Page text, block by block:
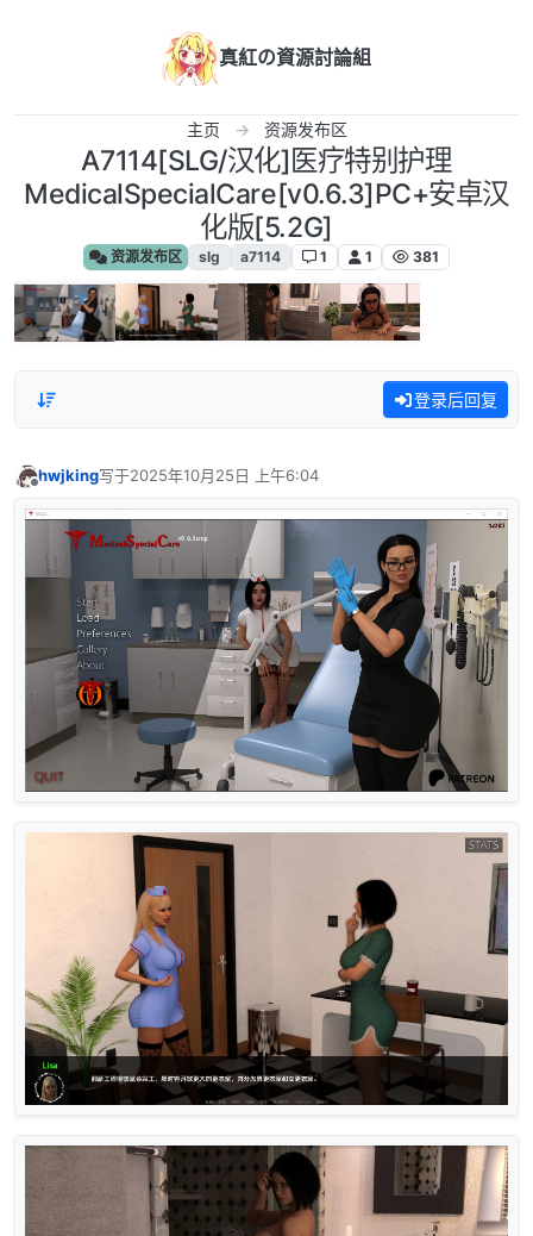
真紅の資源討論組
主页 资源发布区
A7114[SLG/汉化]医疗特别护理
MedicalSpecialCare[v0.6.3]PC+安卓汉
化版[5.2G]
资源发布区 slg a7114 1 1 381
登录后回复
hwjking写于2025年10月25日 上午6:04
最后由 编辑